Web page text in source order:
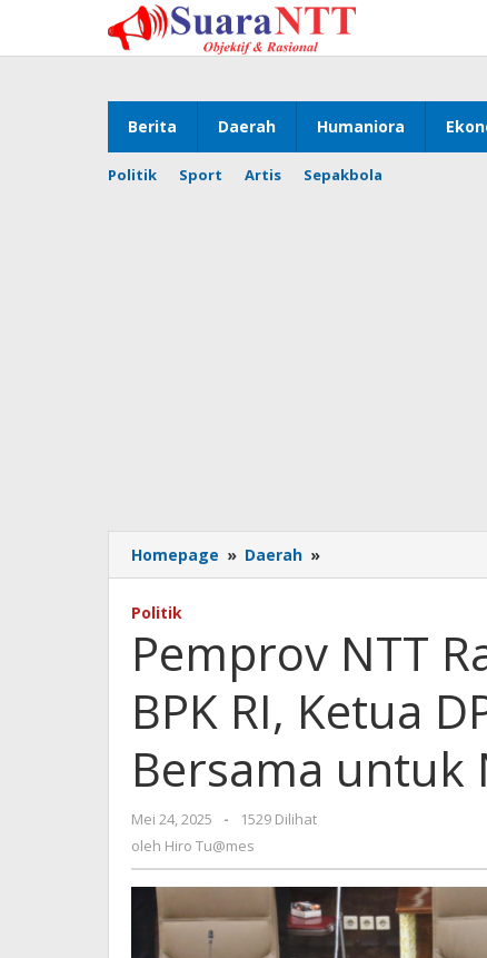
konten
Berita Daerah Humaniora
Politik Sport Artis Sepakbola
Homepage » Daerah »
NTT
WTP
ke-
10
dari
RI,
Ketua
untuk
NTT
Politik
Pemprov NTT
BPK RI, Ketua
Bersama untuk
Mei 24, 2025
oleh
Hiro
-
1529 Dilihat
oleh Hiro Tu@mes